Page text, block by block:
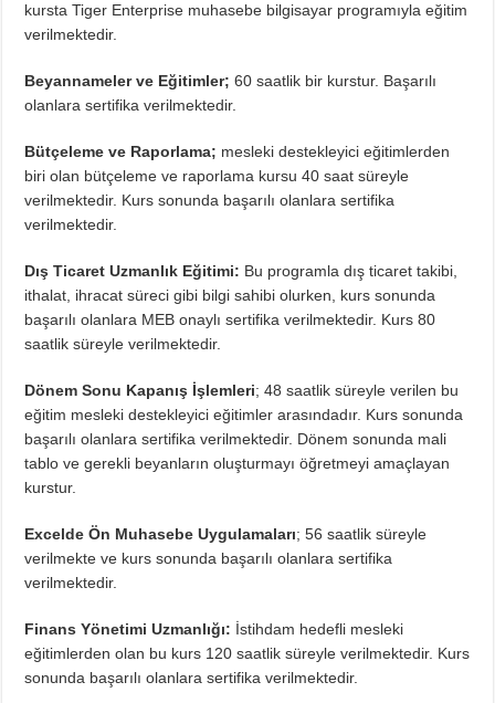
kursta Tiger Enterprise muhasebe bilgisayar programıyla eğitim
verilmektedir.
Beyannameler ve Eğitimler; 60 saatlik bir kurstur. Başarılı
olanlara sertifika verilmektedir.
Bütçeleme ve Raporlama; mesleki destekleyici eğitimlerden
biri olan bütçeleme ve raporlama kursu 40 saat süreyle
verilmektedir. Kurs sonunda başarılı olanlara sertifika
verilmektedir.
Dış Ticaret Uzmanlık Eğitimi: Bu programla dış ticaret takibi,
ithalat, ihracat süreci gibi bilgi sahibi olurken, kurs sonunda
başarılı olanlara MEB onaylı sertifika verilmektedir. Kurs 80
saatlik süreyle verilmektedir.
Dönem Sonu Kapanış İşlemleri; 48 saatlik süreyle verilen bu
eğitim mesleki destekleyici eğitimler arasındadır. Kurs sonunda
başarılı olanlara sertifika verilmektedir. Dönem sonunda mali
tablo ve gerekli beyanların oluşturmayı öğretmeyi amaçlayan
kurstur.
Excelde Ön Muhasebe Uygulamaları; 56 saatlik süreyle
verilmekte ve kurs sonunda başarılı olanlara sertifika
verilmektedir.
Finans Yönetimi Uzmanlığı: İstihdam hedefli mesleki
eğitimlerden olan bu kurs 120 saatlik süreyle verilmektedir. Kurs
sonunda başarılı olanlara sertifika verilmektedir.